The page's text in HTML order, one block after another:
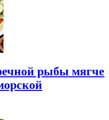
рыбы мягче